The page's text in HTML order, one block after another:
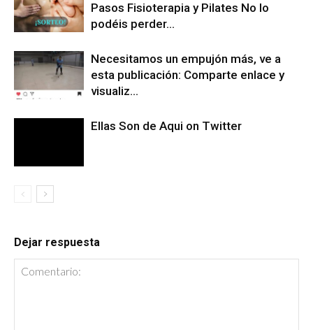
Pasos Fisioterapia y Pilates No lo
podéis perder…
Necesitamos un empujón más, ve a
esta publicación: Comparte enlace y
visualiz…
Ellas Son de Aqui on Twitter
Dejar respuesta